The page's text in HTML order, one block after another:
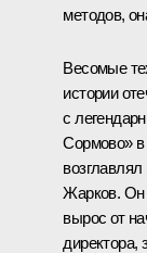
методов,
Весомые
истории
с
Сормово» в
Жарков. Он
вырос от
директора,